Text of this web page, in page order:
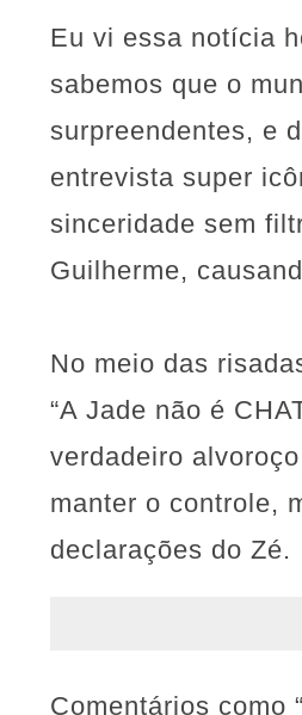
Eu vi essa notícia
sabemos que o
surpreendentes, e
entrevista super
sinceridade sem
Guilherme,
No meio das
“A Jade não é
verdadeiro
manter o controle,
declarações do Zé.
Comentários como